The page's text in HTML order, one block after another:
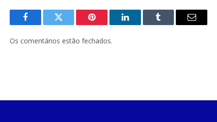
FacebookTwitter Pinterest O
Tumblr
E-
Os comentários estão fechados.